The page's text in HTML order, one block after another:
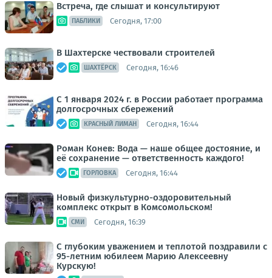
Встреча, где слышат и консультируют
ПАБЛИКИ Сегодня, 17:00
В Шахтерске чествовали строителей
ШАХТЁРСК Сегодня, 16:46
С 1 января 2024 г. в России работает программа
долгосрочных сбережений
КРАСНЫЙ ЛИМАН Сегодня, 16:44
Роман Конев: Вода — наше общее достояние, и
её сохранение — ответственность каждого!
ГОРЛОВКА Сегодня, 16:44
Новый физкультурно-оздоровительный
комплекс открыт в Комсомольском!
СМИ Сегодня, 16:39
С глубоким уважением и теплотой поздравили с
95-летним юбилеем Марию Алексеевну
Курскую!